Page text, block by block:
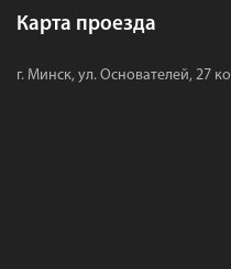
Карта проезда
г. Минск, ул. Основателей, 27